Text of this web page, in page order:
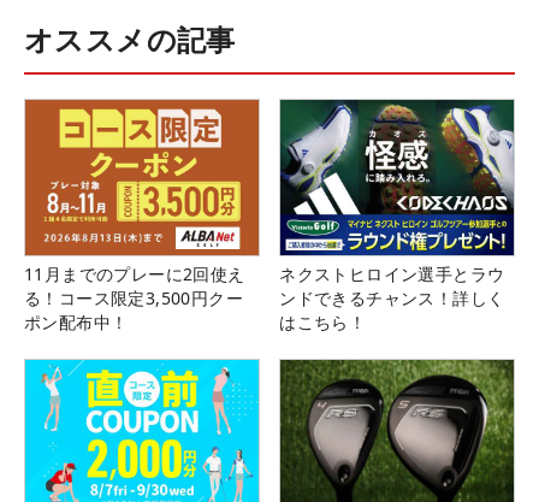
オススメの記事
11月までのプレーに2回使え
る！コース限定3,500円クー
ポン配布中！
ネクストヒロイン選手とラウ
ンドできるチャンス！詳しく
はこちら！